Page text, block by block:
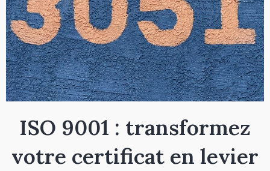
ISO 9001 : transformez
votre certificat en levier